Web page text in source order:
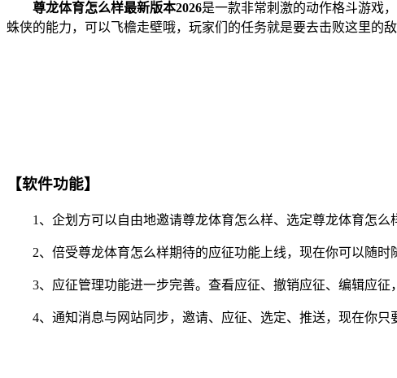
尊龙体育怎么样最新版本2026是一款非常刺激的动作格斗游戏
蛛侠的能力，可以飞檐走壁哦，玩家们的任务就是要去击败这里的
【软件功能】
1、企划方可以自由地邀请尊龙体育怎么样、选定尊龙体育怎么
2、倍受尊龙体育怎么样期待的应征功能上线，现在你可以随时
3、应征管理功能进一步完善。查看应征、撤销应征、编辑应征
4、通知消息与网站同步，邀请、应征、选定、推送，现在你只